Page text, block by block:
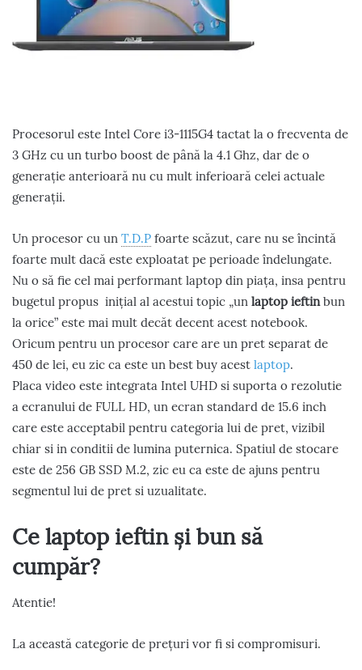
Procesorul este Intel Core i3-1115G4 tactat la o frecventa de
3 GHz cu un turbo boost de până la 4.1 Ghz, dar de o
generație anterioară nu cu mult inferioară celei actuale
generații.
Un procesor cu un T.D.P foarte scăzut, care nu se încintă
foarte mult dacă este exploatat pe perioade îndelungate.
Nu o să fie cel mai performant laptop din piața, insa pentru
bugetul propus inițial al acestui topic „un laptop ieftin bun
la orice” este mai mult decăt decent acest notebook.
Oricum pentru un procesor care are un pret separat de
450 de lei, eu zic ca este un best buy acest laptop.
Placa video este integrata Intel UHD si suporta o rezolutie
a ecranului de FULL HD, un ecran standard de 15.6 inch
care este acceptabil pentru categoria lui de pret, vizibil
chiar si in conditii de lumina puternica. Spatiul de stocare
este de 256 GB SSD M.2, zic eu ca este de ajuns pentru
segmentul lui de pret si uzualitate.
Ce laptop ieftin și bun să
cumpăr?
Atentie!
La această categorie de prețuri vor fi si compromisuri.